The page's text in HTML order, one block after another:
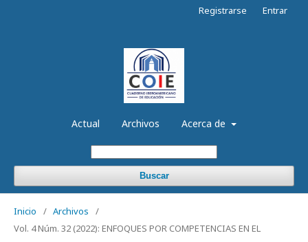
Actual Archivos Acerca de
Buscar
Registrarse Entrar
Inicio / Archivos
/
Vol. 4 Núm. 32 (2022): ENFOQUES POR COMPETENCIAS EN EL